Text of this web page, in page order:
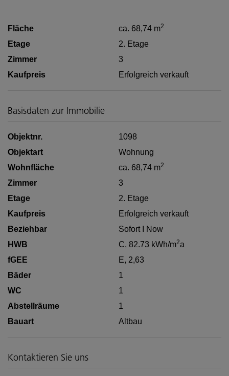
Fläche ca. 68,74 m2
Etage
2. Etage
Zimmer
3
Kaufpreis
Erfolgreich verkauft
Basisdaten zur Immobilie
Objektnr.
1098
Objektart
Wohnung
Wohnfläche
ca. 68,74 m2
Zimmer
3
Etage
2. Etage
Kaufpreis
Erfolgreich verkauft
Beziehbar
Sofort I Now
HWB
C, 82.73 kWh/m2a
fGEE
E, 2,63
Bäder
1
WC
1
Abstellräume
1
Bauart
Altbau
Kontaktieren Sie uns